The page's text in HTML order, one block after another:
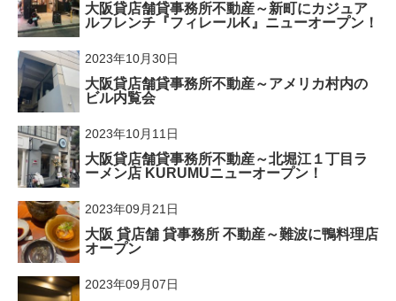
大阪貸店舗貸事務所不動産～新町にカジュア
ルフレンチ『フィレールK』ニューオープン！
2023年10月30日
大阪貸店舗貸事務所不動産～アメリカ村内の
ビル内覧会
2023年10月11日
大阪貸店舗貸事務所不動産～北堀江１丁目ラ
ーメン店 KURUMUニューオープン！
2023年09月21日
大阪 貸店舗 貸事務所 不動産～難波に鴨料理店
オープン
2023年09月07日